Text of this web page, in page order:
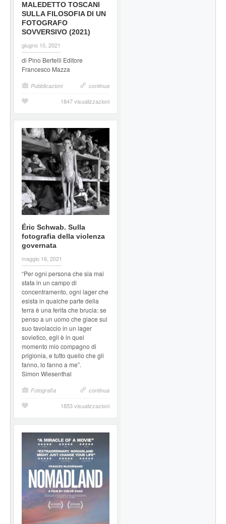
MALEDETTO TOSCANI
SULLA FILOSOFIA DI UN
FOTOGRAFO
SOVVERSIVO (2021)
giugno 10, 2021
di Pino Bertelli Editore
Francesco Mazza
Pubblicazioni continua
1847 visualizzazioni
Éric Schwab. Sulla
fotografia della violenza
governata
maggio 16, 2021
“Per ogni persona che sia mai
stata in un campo di
concentramento, ogni lager che
esista in qualche parte della
terra è una ferita che brucia: se
penso a un uomo che giace sul
suo tavolaccio in un lager
sovietico, egli è in quel
momento mio compagno di
prigionia, e tutto quello che gli
fanno, lo fanno a me”.
Simon Wiesenthal
Fotografia continua
1853 visualizzazioni